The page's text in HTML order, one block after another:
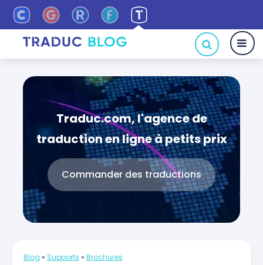
Traduc.com, l'agence de
traduction en ligne à petits prix
Commander des traductions
Blog » Supports » Brochures